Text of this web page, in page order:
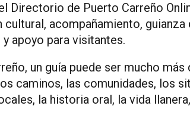
Directorio de Puerto Carreño
acompañamiento,
apoyo para visitantes.
un guía puede ser mucho
caminos, las comunidades, los
la historia oral, la vida